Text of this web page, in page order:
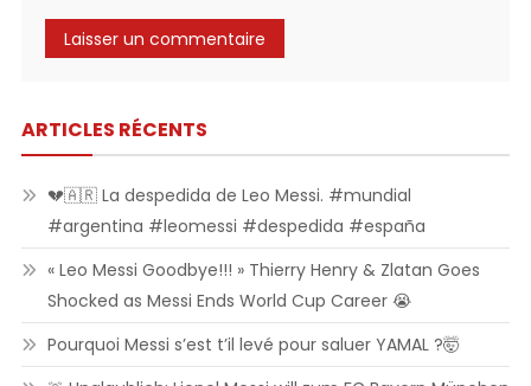
ARTICLES RÉCENTS
💔🇦🇷 La despedida de Leo Messi. #mundial
#argentina #leomessi #despedida #españa
« Leo Messi Goodbye!!! » Thierry Henry & Zlatan Goes
Shocked as Messi Ends World Cup Career 😭
Pourquoi Messi s’est t’il levé pour saluer YAMAL ?🤯